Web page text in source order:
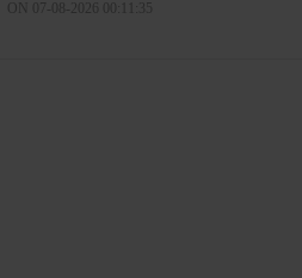
ON 07-08-2026 00:11:35